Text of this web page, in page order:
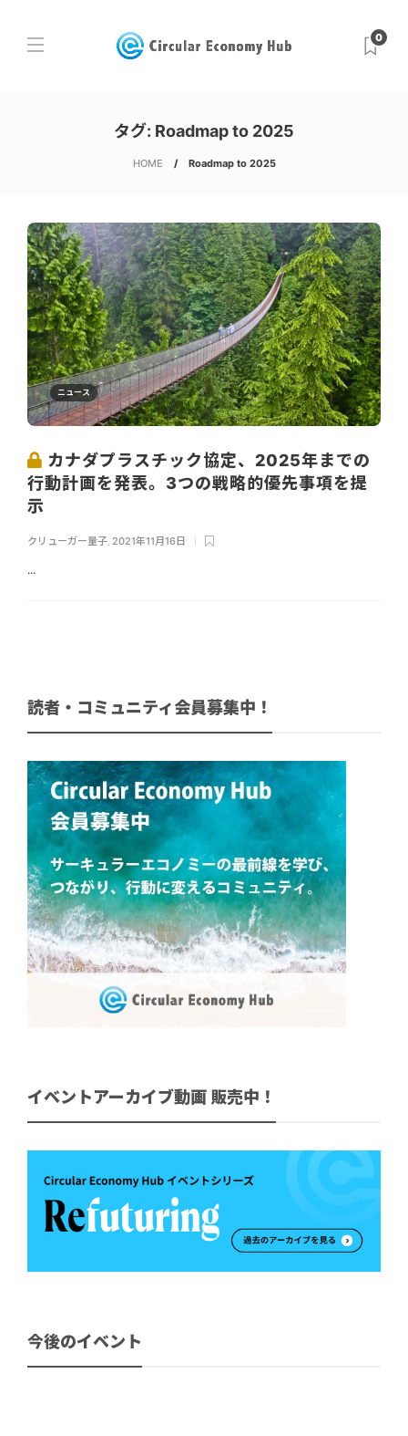
0
タグ: Roadmap to 2025
HOME Roadmap to 2025
ニュース
カナダプラスチック協定、2025年までの
行動計画を発表。3つの戦略的優先事項を提
示
クリューガー量子, 2021年11月16日
...
読者・コミュニティ会員募集中！
イベントアーカイブ動画 販売中！
今後のイベント